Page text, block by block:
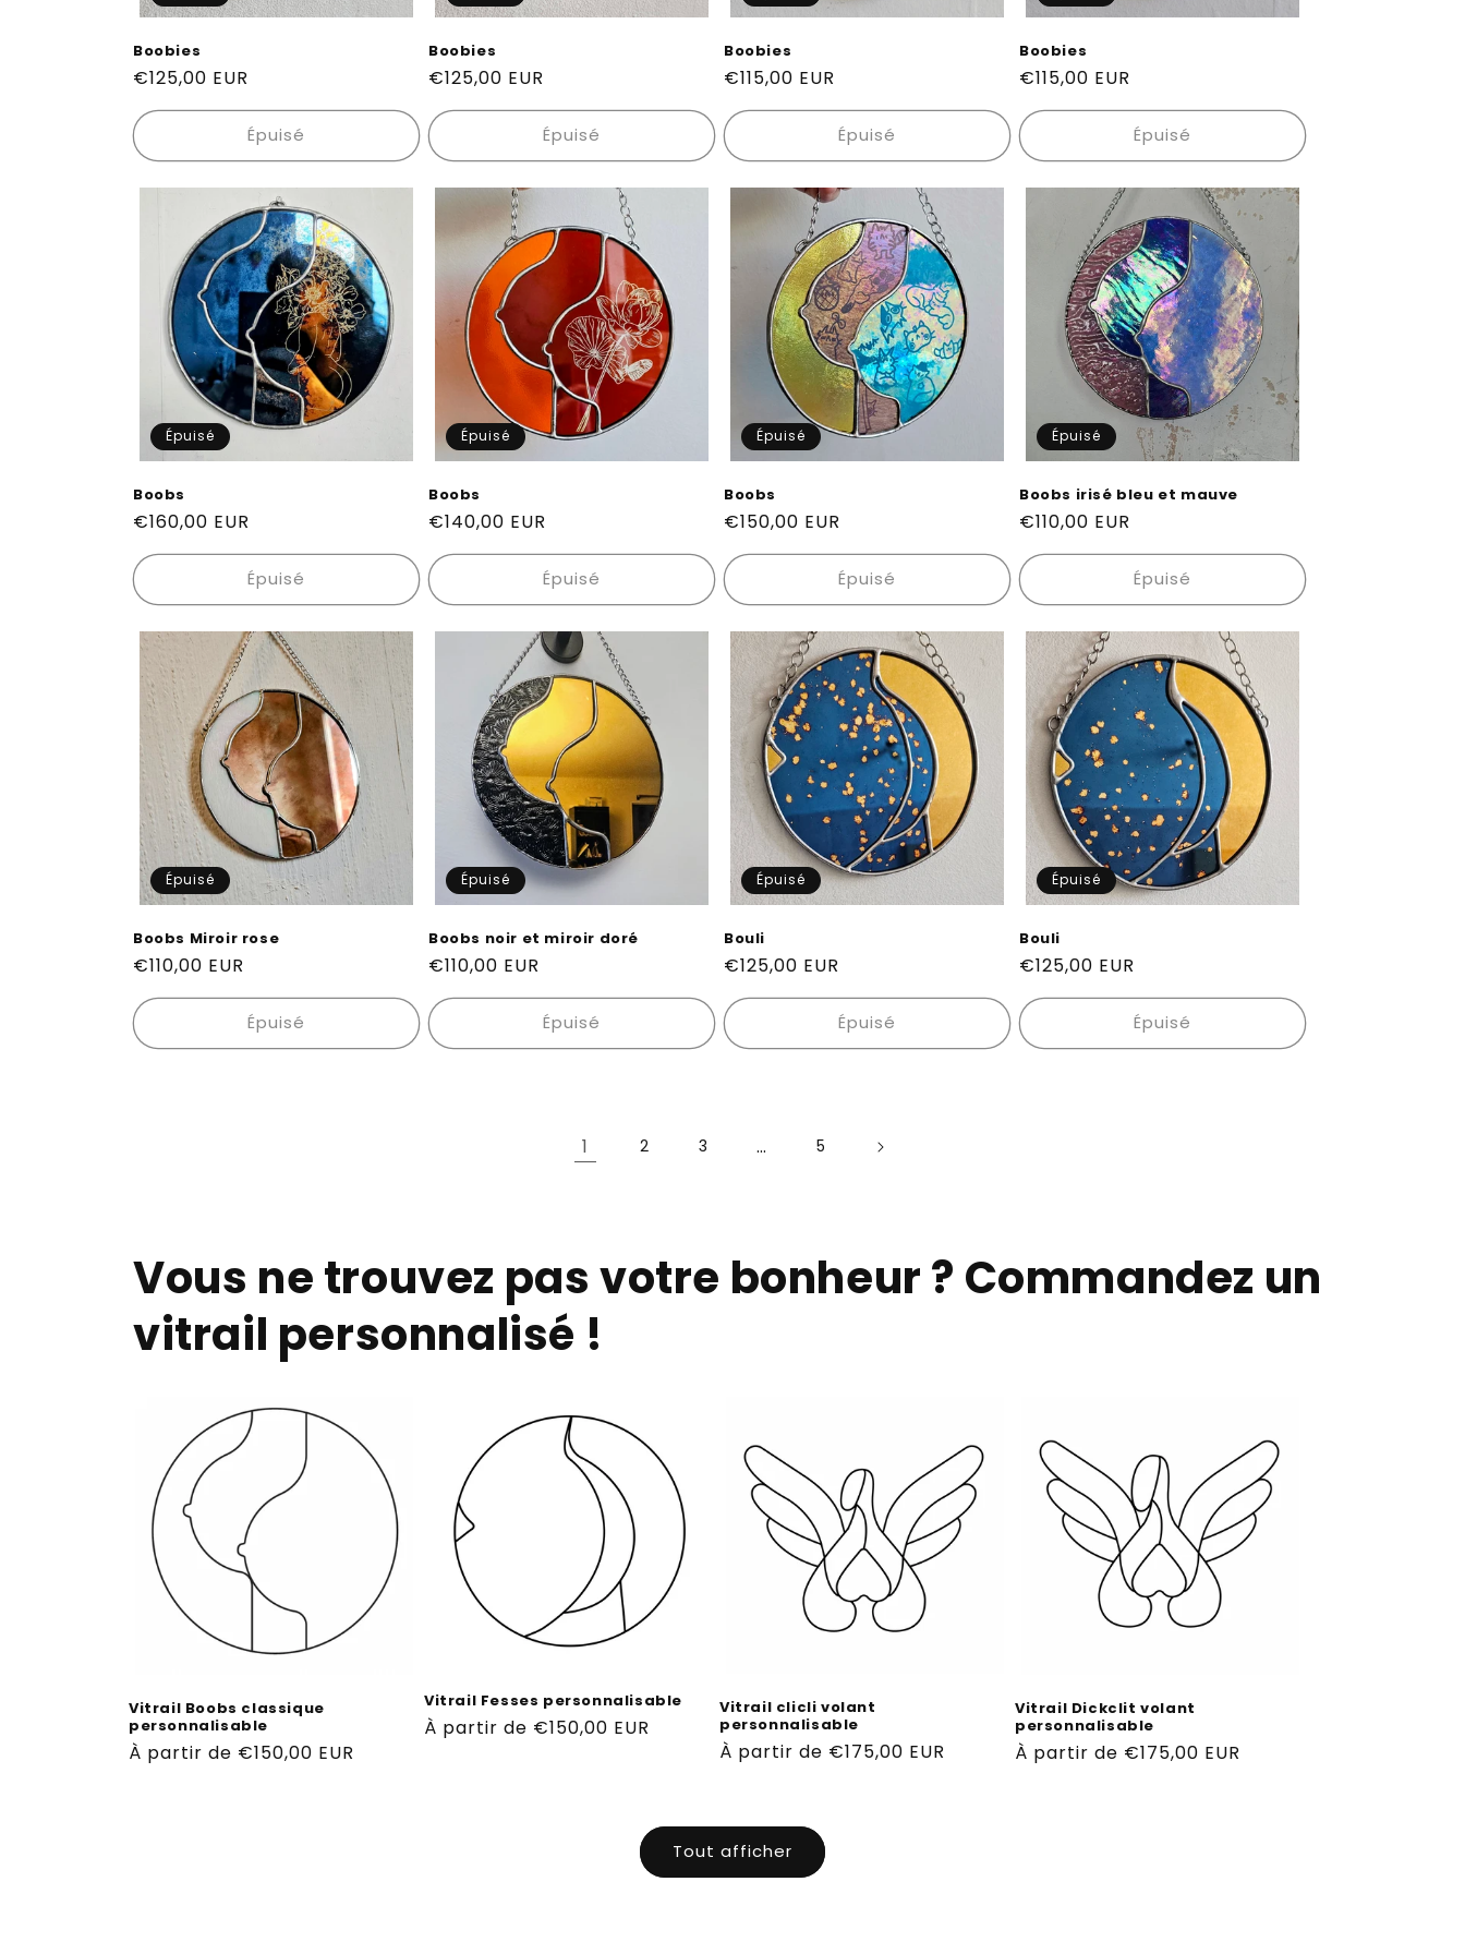
Boobies
Prix
habituel
€125,00 EUR
Épuisé
Boobies
Prix
habituel
€125,00 EUR
Épuisé
Boobies
Prix
habituel
€115,00 EUR
Épuisé
Boobies
Prix
habituel
€115,00 EUR
Épuisé
Épuisé
Boobs
Prix
habituel
€160,00 EUR
Épuisé
Épuisé
Boobs
Prix
habituel
€140,00 EUR
Épuisé
Épuisé
Boobs
Prix
habituel
€150,00 EUR
Épuisé
Épuisé
Boobs irisé bleu et mauve
Prix
habituel
€110,00 EUR
Épuisé
Épuisé
Boobs Miroir rose
Prix
habituel
€110,00 EUR
Épuisé
Épuisé
Boobs noir et miroir doré
Prix
habituel
€110,00 EUR
Épuisé
Épuisé
Bouli
Prix
habituel
€125,00 EUR
Épuisé
Épuisé
Bouli
Prix
habituel
€125,00 EUR
Épuisé
1 2 3 … 5
Vous ne trouvez pas votre bonheur ? Commandez un
vitrail personnalisé !
Vitrail Boobs classique
personnalisable
Prix
À partir de €150,00 EUR
Vitrail Fesses personnalisable
Prix
À partir de €150,00 EUR
Vitrail clicli volant
personnalisable
Prix
À partir de €175,00 EUR
Vitrail Dickclit volant
personnalisable
Prix
À partir de €175,00 EUR
Tout afficher